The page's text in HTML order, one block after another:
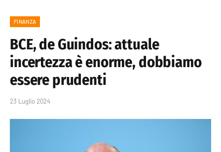
FINANZA
BCE, de Guindos: attuale
incertezza è enorme, dobbiamo
essere prudenti
23 Luglio 2024